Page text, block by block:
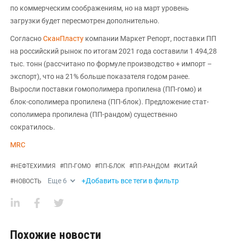
по коммерческим соображениям, но на март уровень
загрузки будет пересмотрен дополнительно.
СогласноСканПласту компании Маркет Репорт, поставки ПП
на российский рынок по итогам 2021 года составили 1 494,28
тыс. тонн (рассчитано по формуле производство + импорт –
экспорт), что на 21% больше показателя годом ранее.
Выросли поставки гомополимера пропилена (ПП-гомо) и
блок-сополимера пропилена (ПП-блок). Предложение стат-
сополимера пропилена (ПП-рандом) существенно
сократилось.
MRC
#НЕФТЕХИМИЯ #ПП-ГОМО #ПП-БЛОК #ПП-РАНДОМ #КИТАЙ
#НОВОСТЬ Еще 6 +Добавить все теги в фильтр
Похожие новости